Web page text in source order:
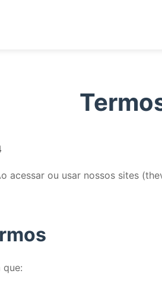
acessar ou usar nossos sites
que: